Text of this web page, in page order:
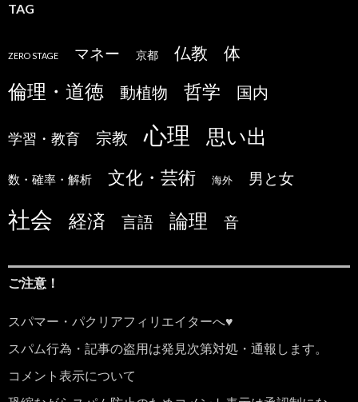
TAG
ZERO STAGE マネー 京都 仏教 体
倫理・道徳 動植物 哲学 国内
学習・教育 宗教 心理 思い出
数・確率・解析 文化・芸術 海外 男と女
社会 経済 言語 論理 音
ご注意！
スパマー・パクリアフィリエイターへ♥
スパム行為・記事の盗用は発見次第対処・通報します。
コメント表示について